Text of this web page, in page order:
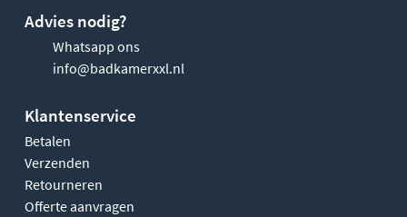
Advies nodig?
Whatsapp ons
info@badkamerxxl.nl
Klantenservice
Betalen
Verzenden
Retourneren
Offerte aanvragen